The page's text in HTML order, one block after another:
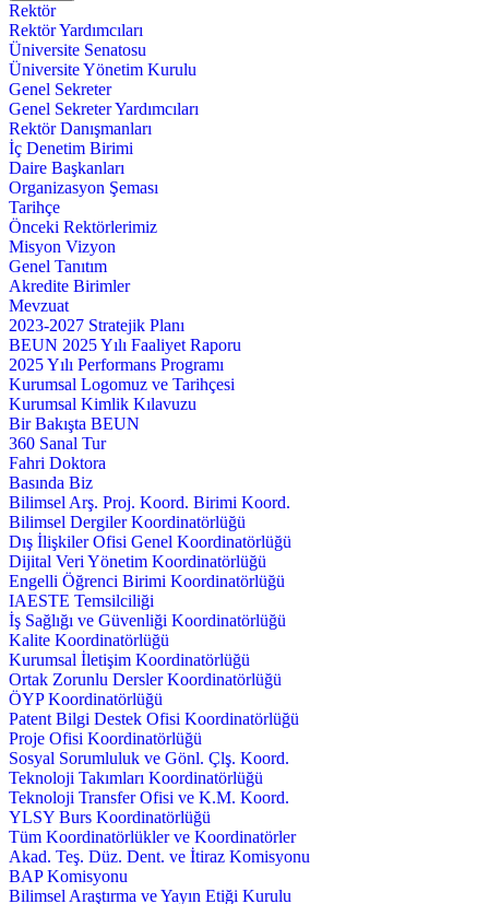
Rektör
Rektör Yardımcıları
Üniversite Senatosu
Üniversite Yönetim Kurulu
Genel Sekreter
Genel Sekreter Yardımcıları
Rektör Danışmanları
İç Denetim Birimi
Daire Başkanları
Organizasyon Şeması
Tarihçe
Önceki Rektörlerimiz
Misyon Vizyon
Genel Tanıtım
Akredite Birimler
Mevzuat
2023-2027 Stratejik Planı
BEUN 2025 Yılı Faaliyet Raporu
2025 Yılı Performans Programı
Kurumsal Logomuz ve Tarihçesi
Kurumsal Kimlik Kılavuzu
Bir Bakışta BEUN
360 Sanal Tur
Fahri Doktora
Basında Biz
Bilimsel Arş. Proj. Koord. Birimi Koord.
Bilimsel Dergiler Koordinatörlüğü
Dış İlişkiler Ofisi Genel Koordinatörlüğü
Dijital Veri Yönetim Koordinatörlüğü
Engelli Öğrenci Birimi Koordinatörlüğü
IAESTE Temsilciliği
İş Sağlığı ve Güvenliği Koordinatörlüğü
Kalite Koordinatörlüğü
Kurumsal İletişim Koordinatörlüğü
Ortak Zorunlu Dersler Koordinatörlüğü
ÖYP Koordinatörlüğü
Patent Bilgi Destek Ofisi Koordinatörlüğü
Proje Ofisi Koordinatörlüğü
Sosyal Sorumluluk ve Gönl. Çlş. Koord.
Teknoloji Takımları Koordinatörlüğü
Teknoloji Transfer Ofisi ve K.M. Koord.
YLSY Burs Koordinatörlüğü
Tüm Koordinatörlükler ve Koordinatörler
Akad. Teş. Düz. Dent. ve İtiraz Komisyonu
BAP Komisyonu
Bilimsel Araştırma ve Yayın Etiği Kurulu